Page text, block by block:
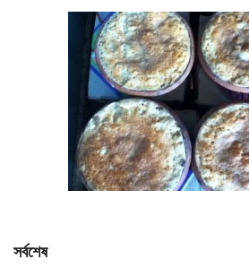
সর্বশেষ